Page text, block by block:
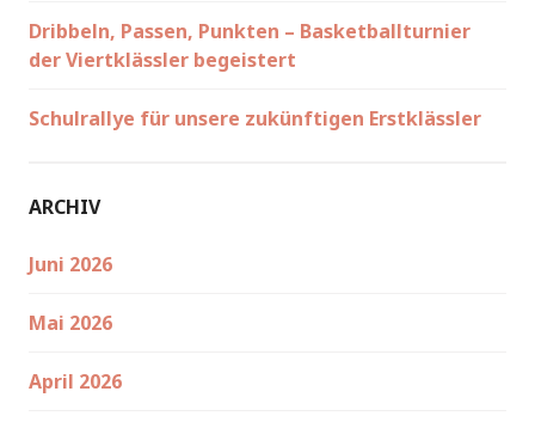
Dribbeln, Passen, Punkten – Basketballturnier
der Viertklässler begeistert
Schulrallye für unsere zukünftigen Erstklässler
ARCHIV
Juni 2026
Mai 2026
April 2026